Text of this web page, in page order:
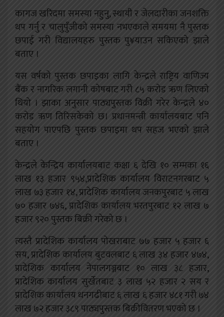
कागज खरिदमा समस्या नहुनु, स्थायी र जेलदारीका जनशक्ति
थप गर्नु र चालुपुँजीको समस्या नभएकाले समयमा नै पुस्तक
छपाई गरी विद्यालयहरु पुस्तक पु¥याउन सकिएको झाले
बताए ।
यस वर्षको पुस्तक छपाइका लागि केन्द्रले राष्ट्रिय वाणिज्य
बैंक र नागरिक लगानी कोषबाट गरी ८५ करोड ऋण लिएको
थियो । झाका अनुसार पाठ्यपुस्तक विक्री गरेर केन्द्रले ४०
करोड ऋण तिरिसकेको छ। प्रधानमन्त्री कार्यालयबाट पनि
सहयोग पाएपछि पुस्तक छपाइमा थप सहज भएको झाले
बताए ।
केन्द्रले केन्द्रिय कार्यालयबाट कक्षा ६ देखि १० सम्मका १६
लाख १३ हजार ९५४,प्रादेशिक कार्यालय विराटनगरबाट ५
लाख ७३ हजार १४, प्रादेशिक कार्यालय जनकपुरबाट ५ लाख
७० हजार ७४६, प्रादेशिक कार्यालय भरतपुरबाट १२ लाख ७
हजार ९२० पुस्तक बिक्री गरेको छ ।
त्यस्तै प्रादेशिक कार्यालय पोखराबाट ७७ हजार ५ हजार ६
सय, प्रादेशिक कार्यालय बुटवलबाट ६ लाख ३४ हजार ४७४,
प्रादेशिक कार्यालय नेपालगञ्जबाट १० लाख ३८ हजार,
प्रादेशिक कार्यालय सुर्खेतबाट ३ लाख ५२ हजार २ सय र
प्रादेशिक कार्यालय धनगढीबाट ६ लाख ६ हजार ४८१ गरी ७४
लाख ७२ हजार ३८९ पाठ्यपुस्तक बिक्रीवितरण भएको छ ।